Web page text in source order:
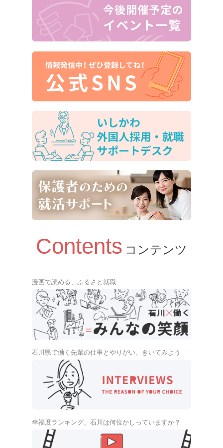
Contents コンテンツ
漫画で読める、ふるさと就職
石川県で働く先輩の仕事とやりがい。きいてみよう
幸福度ランキング、石川は何位かしっていますか？